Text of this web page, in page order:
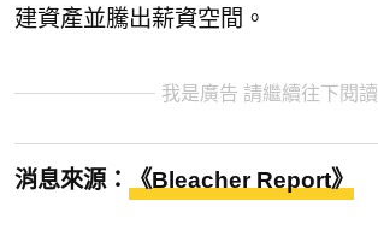
建資產並騰出薪資空間。
我是廣告 請繼續往下閱讀
消息來源： 《Bleacher Report》